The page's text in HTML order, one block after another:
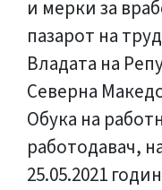
и мерки за
пазарот на
Владата на
Северна
Обука на
работодавач,
25.05.2021